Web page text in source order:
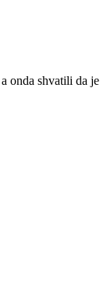
onda shvatili da je